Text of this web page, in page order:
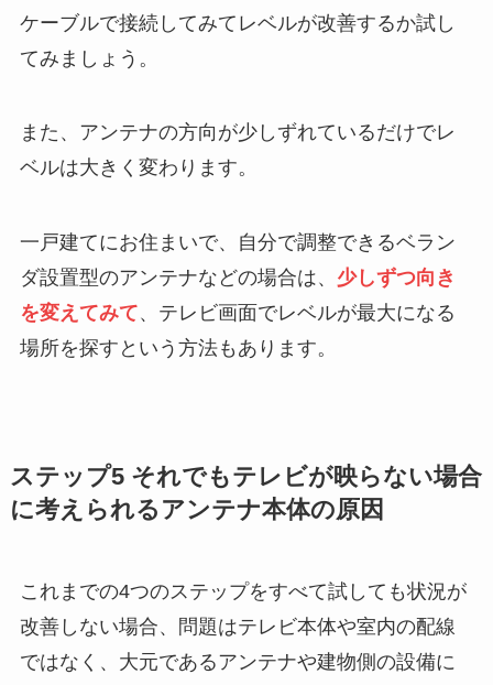
ケーブルで接続してみてレベルが改善するか試し
てみましょう。
また、アンテナの方向が少しずれているだけでレ
ベルは大きく変わります。
一戸建てにお住まいで、自分で調整できるベラン
ダ設置型のアンテナなどの場合は、 少しずつ向き
を変えてみて、テレビ画面でレベルが最大になる
場所を探すという方法もあります。
ステップ5 それでもテレビが映らない場合
に考えられるアンテナ本体の原因
これまでの4つのステップをすべて試しても状況が
改善しない場合、問題はテレビ本体や室内の配線
ではなく、大元であるアンテナや建物側の設備に